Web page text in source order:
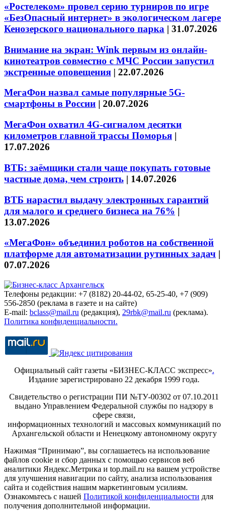
«Ростелеком» провел серию турниров по игре
«БезОпасный интернет» в экологическом лагере
Кенозерского национального парка | 31.07.2026
Внимание на экран: Wink первым из онлайн-
кинотеатров совместно с МЧС России запустил
экстренные оповещения | 22.07.2026
МегаФон назвал самые популярные 5G-
смартфоны в России | 20.07.2026
МегаФон охватил 4G-сигналом десятки
километров главной трассы Поморья |
17.07.2026
ВТБ: заёмщики стали чаще покупать готовые
частные дома, чем строить | 14.07.2026
ВТБ нарастил выдачу электронных гарантий
для малого и среднего бизнеса на 76% |
13.07.2026
«МегаФон» объединил роботов на собственной
платформе для автоматизации рутинных задач |
07.07.2026
Телефоны редакции: +7 (8182) 20-44-02, 65-25-40, +7 (909)
556-2850 (реклама в газете и на сайте)
E-mail: bclass@mail.ru (редакция), 29rbk@mail.ru (реклама).
Политика конфиденциальности.
Официальный сайт газеты «БИЗНЕС-КЛАСС экспресс».
Издание зарегистрировано 22 декабря 1999 года.
Свидетельство о регистрации ПИ №ТУ-00302 от 07.10.2011
выдано Управлением Федеральной службы по надзору в
сфере связи,
информационных технологий и массовых коммуникаций по
Архангельской области и Ненецкому автономному округу
Нажимая “Принимаю”, вы соглашаетесь на использование
файлов cookie и сбор данных с помощью сервисов веб
аналитики Яндекс.Метрика и top.mail.ru на вашем устройстве
для улучшения навигации по сайту, анализа использования
сайта и содействия нашим маркетинговым усилиям.
Ознакомьтесь с нашей Политикой конфиденциальности для
получения дополнительной информации.